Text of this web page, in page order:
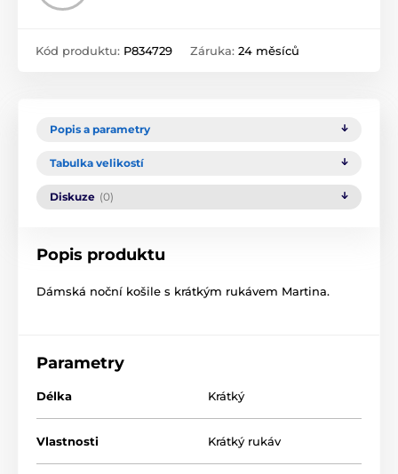
Kód produktu: P834729 Záruka: 24 měsíců
Popis a parametry
Tabulka velikostí
Diskuze (0)
Popis produktu
Dámská noční košile s krátkým rukávem Martina.
Parametry
Délka Krátký
Vlastnosti Krátký rukáv